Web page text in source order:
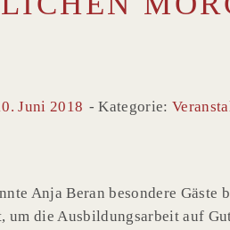
Juni 2018 Kategorie:
Anja Beran besondere Gäste
um die Ausbildungsarbeit auf